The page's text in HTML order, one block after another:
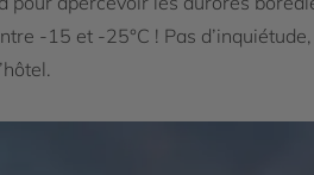
-15 et -25°C ! Pas